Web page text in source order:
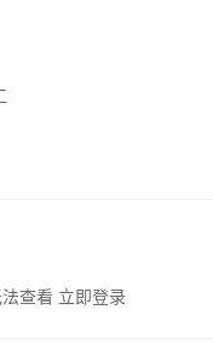
查看 立即登录